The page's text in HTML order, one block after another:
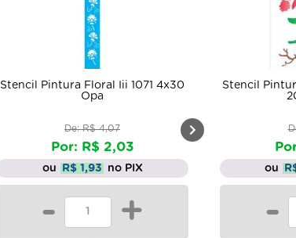
Stencil Pintura Floral Iii 1071 4x30
Opa
De: R$ 4,07
Por: R$ 2,03
ou R$ 1,93 no PIX
- +
Stencil
ou
-